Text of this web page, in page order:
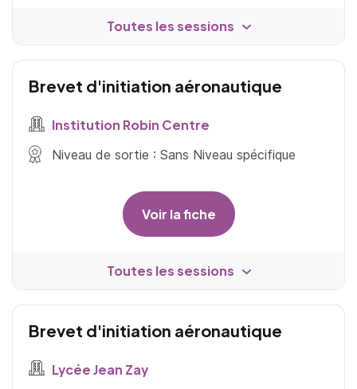
Toutes les sessions
Brevet d'initiation aéronautique
Institution Robin Centre
Niveau de sortie : Sans Niveau spécifique
Voir la fiche
Toutes les sessions
Brevet d'initiation aéronautique
Lycée Jean Zay